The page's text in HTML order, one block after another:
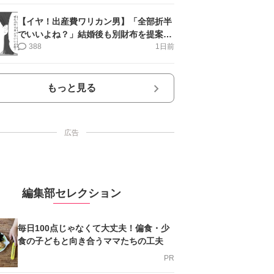
【イヤ！出産費ワリカン男】「全部折半
でいいよね？」結婚後も別財布を提案＜
第10話＞#4コマ母道場
1日前
388
もっと見る
広告
編集部セレクション
毎日100点じゃなくて大丈夫！偏食・少
食の子どもと向き合うママたちの工夫
PR